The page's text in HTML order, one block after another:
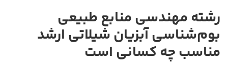
رشته مهندسی منابع طبیعی
بوم‌شناسی آبزیان شیلاتی ارشد
مناسب چه کسانی است